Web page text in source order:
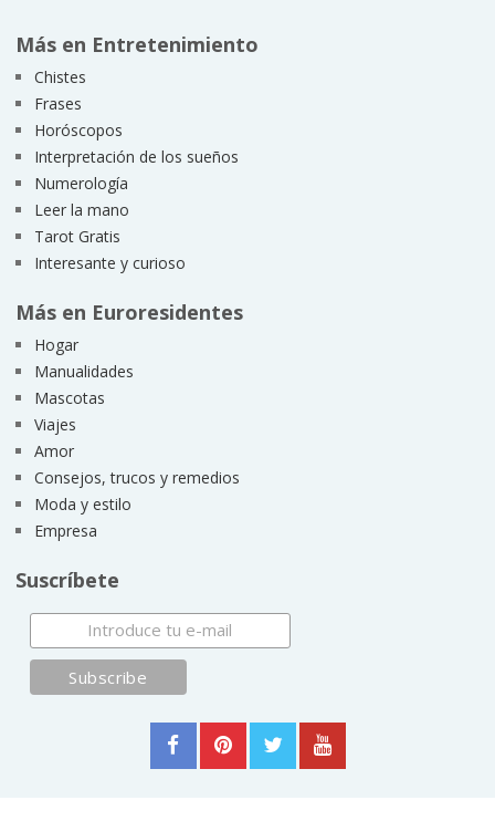
Más en Entretenimiento
Chistes
Frases
Horóscopos
Interpretación de los sueños
Numerología
Leer la mano
Tarot Gratis
Interesante y curioso
Más en Euroresidentes
Hogar
Manualidades
Mascotas
Viajes
Amor
Consejos, trucos y remedios
Moda y estilo
Empresa
Suscríbete